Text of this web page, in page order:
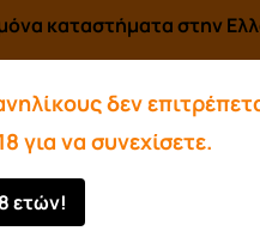
καταστήματα στην
Κάρβουνα
δεν
για να συνεχίσετε.
ετών!